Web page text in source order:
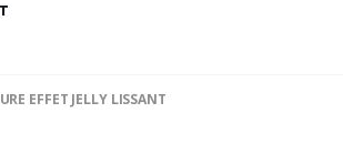
EFFET JELLY LISSANT